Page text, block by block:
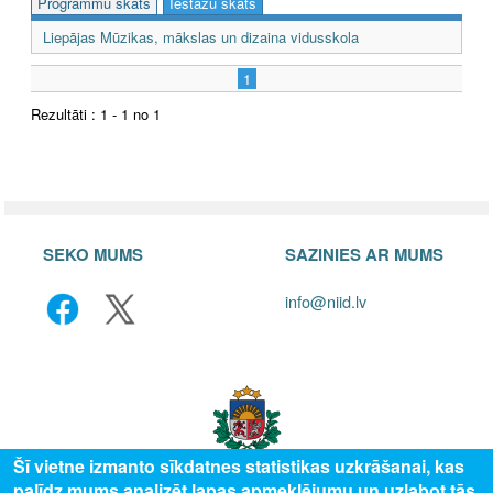
Liepājas Mūzikas, mākslas un dizaina vidusskola
1
Rezultāti : 1 - 1 no 1
SEKO MUMS SAZINIES AR MUMS
info@niid.lv
Šī vietne izmanto sīkdatnes statistikas uzkrāšanai, kas